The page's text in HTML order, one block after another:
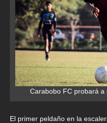
Carabobo FC probará
El primer peldaño en la